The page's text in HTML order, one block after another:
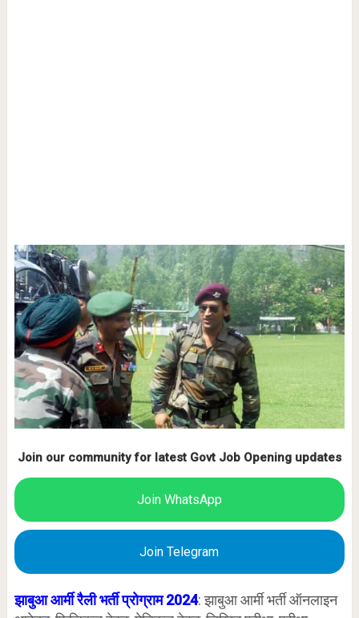
Join our community for latest Govt Job Opening updates
Join WhatsApp
Join Telegram
झाबुआ आर्मी रैली भर्ती प्रोग्राम 2024: झाबुआ आर्मी भर्ती ऑनलाइन